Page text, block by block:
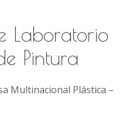
Laboratorio
Pintura
Multinacional Plástica –